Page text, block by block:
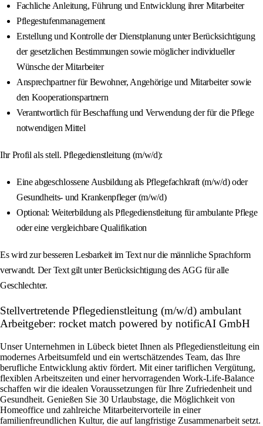
Fachliche Anleitung, Führung und Entwicklung ihrer Mitarbeiter
Pflegestufenmanagement
Erstellung und Kontrolle der Dienstplanung unter Berücksichtigung
der gesetzlichen Bestimmungen sowie möglicher individueller
Wünsche der Mitarbeiter
Ansprechpartner für Bewohner, Angehörige und Mitarbeiter sowie
den Kooperationspartnern
Verantwortlich für Beschaffung und Verwendung der für die Pflege
notwendigen Mittel
Ihr Profil als stell. Pflegedienstleitung (m/w/d):
Eine abgeschlossene Ausbildung als Pflegefachkraft (m/w/d) oder
Gesundheits- und Krankenpfleger (m/w/d)
Optional: Weiterbildung als Pflegedienstleitung für ambulante Pflege
oder eine vergleichbare Qualifikation
Es wird zur besseren Lesbarkeit im Text nur die männliche Sprachform
verwandt. Der Text gilt unter Berücksichtigung des AGG für alle
Geschlechter.
Stellvertretende Pflegedienstleitung (m/w/d) ambulant
Arbeitgeber: rocket match powered by notificAI GmbH
Unser Unternehmen in Lübeck bietet Ihnen als Pflegedienstleitung ein
modernes Arbeitsumfeld und ein wertschätzendes Team, das Ihre
berufliche Entwicklung aktiv fördert. Mit einer tariflichen Vergütung,
flexiblen Arbeitszeiten und einer hervorragenden Work-Life-Balance
schaffen wir die idealen Voraussetzungen für Ihre Zufriedenheit und
Gesundheit. Genießen Sie 30 Urlaubstage, die Möglichkeit von
Homeoffice und zahlreiche Mitarbeitervorteile in einer
familienfreundlichen Kultur, die auf langfristige Zusammenarbeit setzt.